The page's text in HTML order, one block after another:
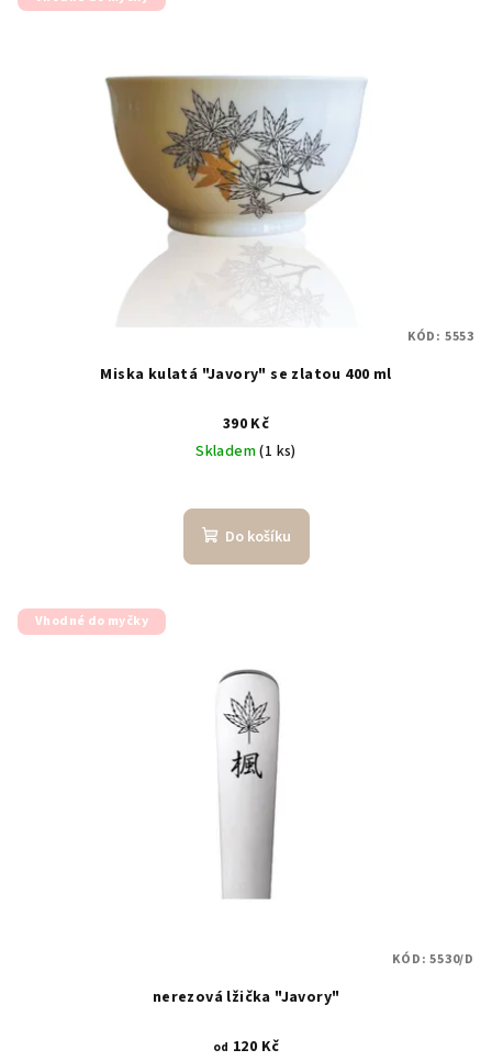
Miska kulatá "Javory" se zlatou 400 ml
390 Kč
Skladem(1 ks)
Do košíku
KÓD: 5553
Vhodné do myčky
nerezová lžička "Javory"
od 120 Kč
KÓD:5530/D